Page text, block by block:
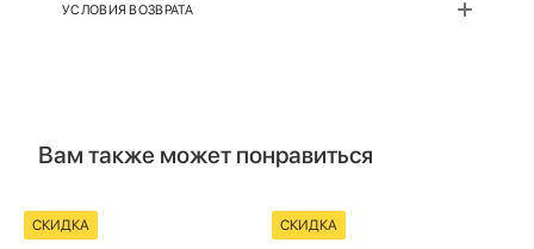
УСЛОВИЯ ВОЗВРАТА
Вам также может понравиться
СКИДКА СКИДКА